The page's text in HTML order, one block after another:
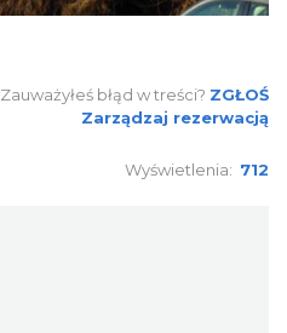
Zauważyłeś błąd w treści? ZGŁOŚ
Zarządzaj rezerwacją
Wyświetlenia: 712